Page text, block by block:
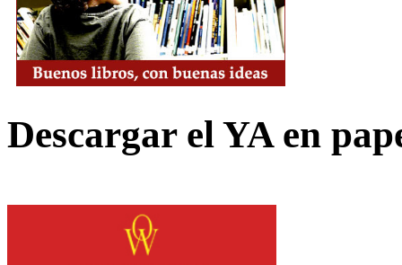
Descargar el YA en